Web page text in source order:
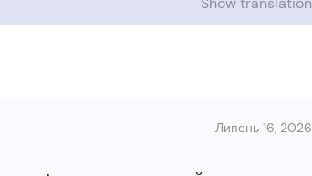
Липень 16, 2026